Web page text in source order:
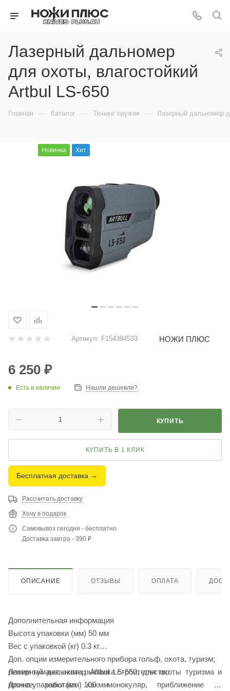
Лазерный дальномер
для охоты, влагостойкий
Artbul LS-650
Главная — Каталог — Тюнинг оружия — Лазерный дальномер
Новинка Хит
Артикул: F154394533 НОЖИ ПЛЮС
6 250 ₽
Есть в наличии Нашли дешевле?
КУПИТЬ
КУПИТЬ В 1 КЛИК
Бесплатная доставка →
Рассчитать доставку
Хочу в подарок
Самовывоз сегодня - бесплатно
Доставка завтра - 390 ₽
ОПИСАНИЕ ОТЗЫВЫ ОПЛАТА
Дополнительная информация
Высота упаковки (мм) 50 мм
Вес с упаковкой (кг) 0.3 кг
Доп. опции измерительного прибора гольф, охота, туризм;
режим тумана; охота рыбалка строительство
Длина упаковки (мм) 100 мм
Лазерный дальномер Artbul LS-650, для охоты туризма и
прочее, работает как монокуляр, приближение 6х